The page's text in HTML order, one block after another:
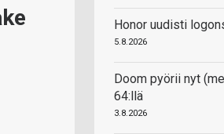
Honor uudisti
5.8.2026
Doom pyörii nyt
64:llä
3.8.2026